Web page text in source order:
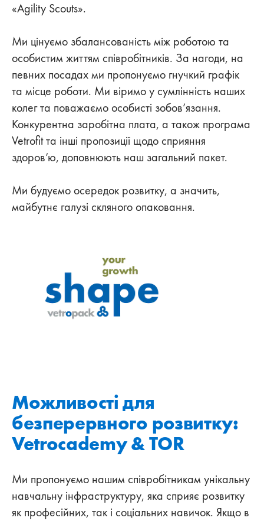
«Agility Scouts».
Ми цінуємо збалансованість між роботою та
особистим життям співробітників. За нагоди, на
певних посадах ми пропонуємо гнучкий графік
та місце роботи. Ми віримо у сумлінність наших
колег та поважаємо особисті зобов’язання.
Конкурентна заробітна плата, а також програма
Vetrofit та інші пропозиції щодо сприяння
здоров’ю, доповнюють наш загальний пакет.‌
Ми будуємо осередок розвитку, а значить,
майбутнє галузі скляного опаковання.
Можливості для
безперервного розвитку:
Vetrocademy & TOR
Ми пропонуємо нашим співробітникам унікальну
навчальну інфраструктуру, яка сприяє розвитку
як професійних, так і соціальних навичок. Якщо в